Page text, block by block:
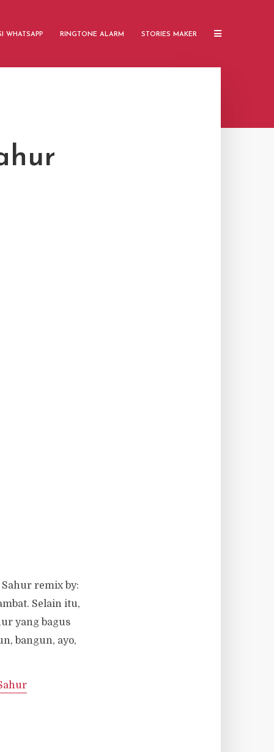
WHATSAPP RINGTONE ALARM STORIES MAKER
remix by:
Selain itu,
yang bagus
bangun, ayo,